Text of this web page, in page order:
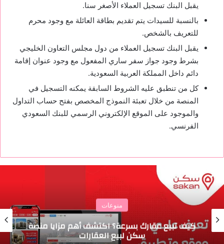
يقبل البنك تسجيل العملاء الأصغر سنا.
بالنسبة للسيدات يتم تقديم بطاقة العائلة مع وجود محرم
للتعريف بالشخص.
يقبل البنك تسجيل العملاء من دول مجلس التعاون الخليجي
بشرط وجود جواز سفر ساري المفعول مع وجود عنوان إقامة
دائم داخل المملكة العربية السعودية.
كل من تنطبق عليه الشروط السابقة يمكنه التسجيل في
المنصة من خلال تعبئة النموذج المخصص بفتح حساب التداول
والموجود على الموقع الإلكتروني الرسمي للبنك السعودي
الفرنسي.
منوعات
كيف تبيع عقارك بسرعة؟ اكتشف أهم مزايا منصة
سكن لبيع العقارات